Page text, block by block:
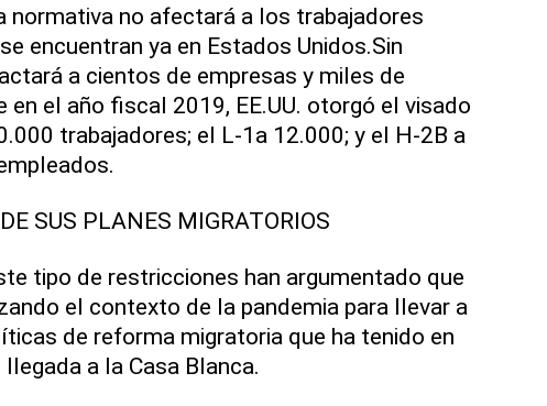
normativa no afectará a los trabajadores
encuentran ya en Estados Unidos.Sin
a cientos de empresas y miles de
en el año fiscal 2019, EE.UU. otorgó el visado
trabajadores; el L-1a 12.000; y el H-2B a
SUS PLANES MIGRATORIOS
tipo de restricciones han argumentado que
el contexto de la pandemia para llevar a
de reforma migratoria que ha tenido en
a la Casa Blanca.